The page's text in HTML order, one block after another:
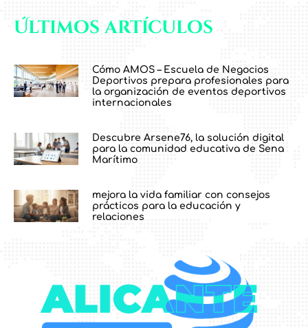
Últimos artículos
Cómo AMOS – Escuela de Negocios
Deportivos prepara profesionales para
la organización de eventos deportivos
internacionales
Descubre Arsene76, la solución digital
para la comunidad educativa de Sena
Marítimo
mejora la vida familiar con consejos
prácticos para la educación y
relaciones